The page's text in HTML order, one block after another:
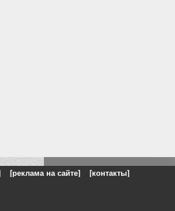
[реклама на сайте] [контакты]